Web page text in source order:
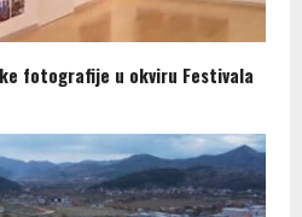
fotografije u okviru Festivala